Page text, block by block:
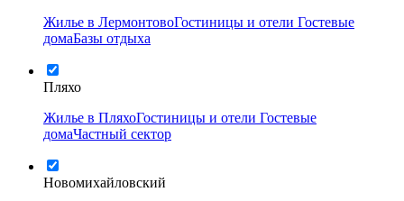
Жилье в ЛермонтовоГостиницы и отели Гостевые
домаБазы отдыха
Пляхо
Жилье в ПляхоГостиницы и отели Гостевые
домаЧастный сектор
Новомихайловский